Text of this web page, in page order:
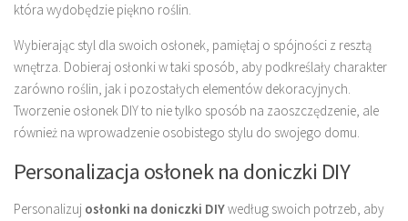
która wydobędzie piękno roślin.
Wybierając styl dla swoich osłonek, pamiętaj o spójności z resztą
wnętrza. Dobieraj osłonki w taki sposób, aby podkreślały charakter
zarówno roślin, jak i pozostałych elementów dekoracyjnych.
Tworzenie osłonek DIY to nie tylko sposób na zaoszczędzenie, ale
również na wprowadzenie osobistego stylu do swojego domu.
Personalizacja osłonek na doniczki DIY
Personalizuj osłonki na doniczki DIYwedług swoich potrzeb, aby